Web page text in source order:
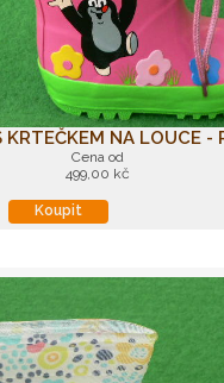
KRTEČKEM NA LOUCE -
Cena od
499,00 kč
Koupit